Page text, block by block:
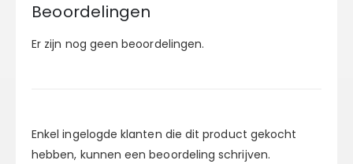
Beoordelingen
Er zijn nog geen beoordelingen.
Enkel ingelogde klanten die dit product gekocht
hebben, kunnen een beoordeling schrijven.